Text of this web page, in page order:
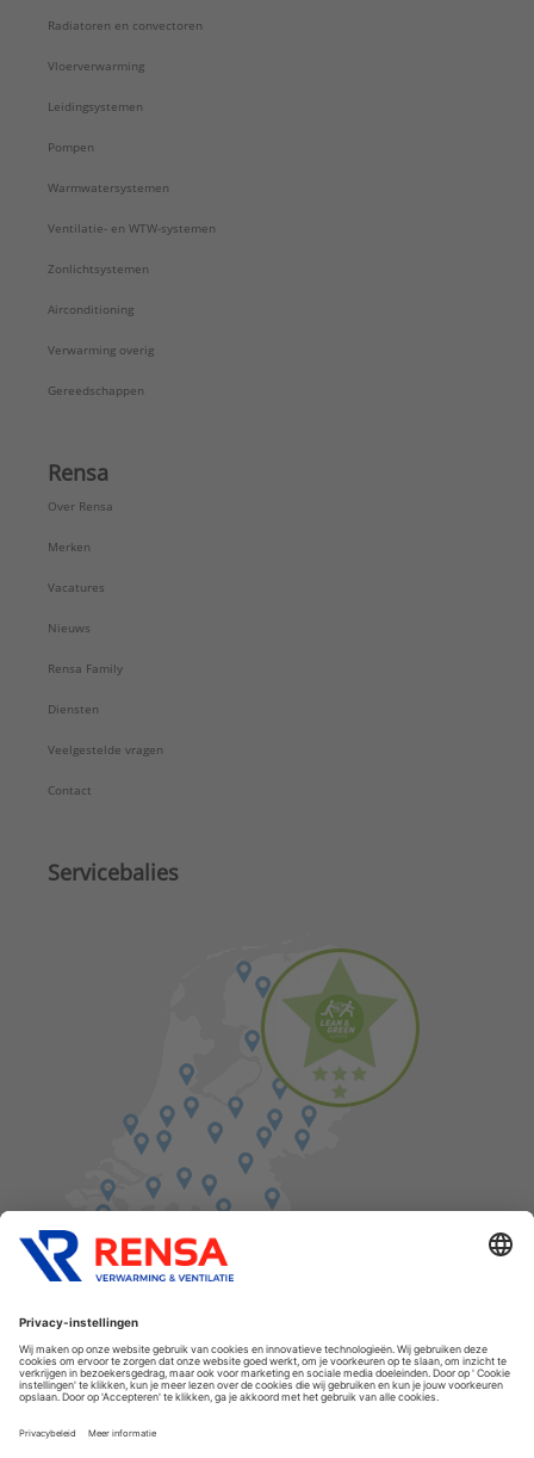
Radiatoren en convectoren
Vloerverwarming
Leidingsystemen
Pompen
Warmwatersystemen
Ventilatie- en WTW-systemen
Zonlichtsystemen
Airconditioning
Verwarming overig
Gereedschappen
Rensa
Over Rensa
Merken
Vacatures
Nieuws
Rensa Family
Diensten
Veelgestelde vragen
Contact
Servicebalies
Cookies
Privacyverklaring